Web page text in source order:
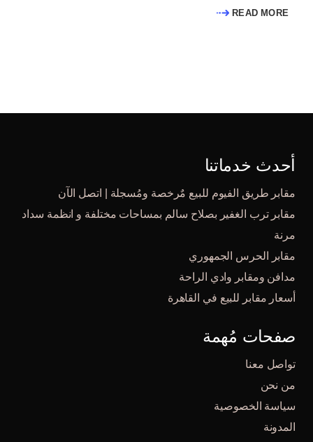
READ MORE
أحدث خدماتنا
مقابر طريق الفيوم للبيع مٌرخصة ومُسجلة | اتصل الآن
مقابر ترب الغفير بصلاح سالم بمساحات مختلفة و انظمة سداد
مرنة
مقابر الحرس الجمهوري
مدافن ومقابر وادي الراحة
أسعار مقابر للبيع في القاهرة
صفحات مُهمة
تواصل معنا
من نحن
سياسة الخصوصية
المدونة